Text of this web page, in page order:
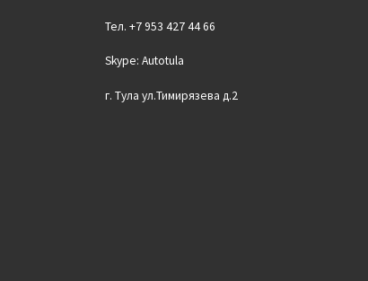
Тел. +7 953 427 44 66
Skype: Autotula
г. Тула ул.Тимирязева д.2